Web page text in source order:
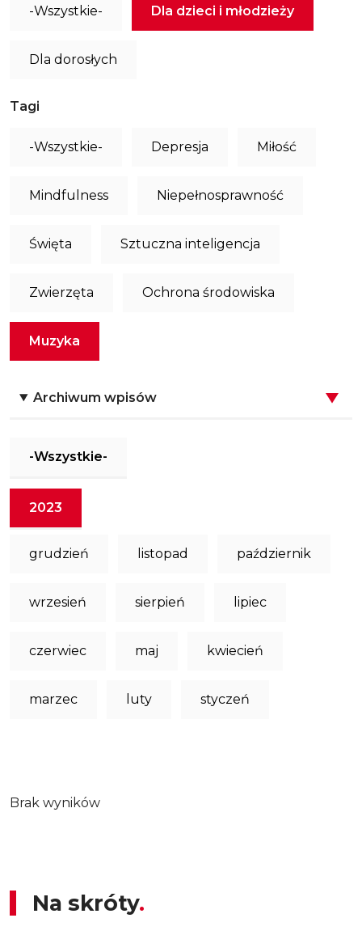
-Wszystkie- Dla dzieci i młodzieży
Dla dorosłych
Tagi
-Wszystkie- Depresja Miłość
Mindfulness Niepełnosprawność
Święta Sztuczna inteligencja
Zwierzęta Ochrona środowiska
Muzyka
Archiwum wpisów
-Wszystkie-
2023
grudzień listopad październik
wrzesień sierpień lipiec
czerwiec maj kwiecień
marzec luty styczeń
Brak wyników
Na skróty